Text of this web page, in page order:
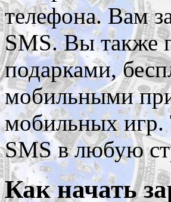
телефона. Вам
SMS. Вы также
подарками,
мобильными
мобильных игр.
SMS в любую
Как начать